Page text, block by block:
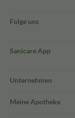
Folge uns
Sanicare App
Unternehmen
Meine Apotheke